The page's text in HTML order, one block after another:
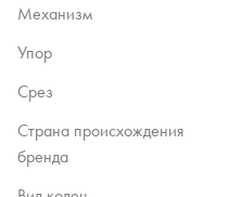
Механизм
Упор
Срез
Страна происхождения
бренда